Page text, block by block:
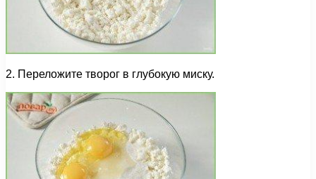
2. Переложите творог в глубокую миску.